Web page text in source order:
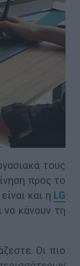
τους
προς το
και η LG
να κάνουν τη
Οι πιο